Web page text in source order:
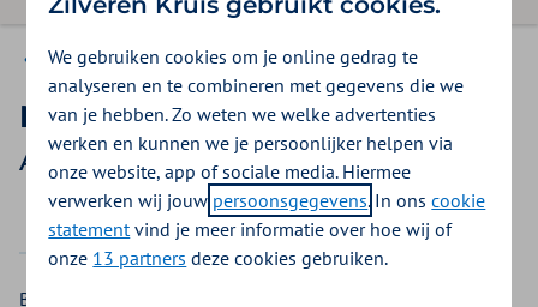
Aon Vitaal
Mantelzorgvervanging
Aon Vitaal vergoedingen 2026
2025 2026
Bij Aon Vitaal kunt u een vergoeding voor vervangende
We gebruiken cookies om je online gedrag te
analyseren en te combineren met gegevens die we
van je hebben. Zo weten we welke advertenties
werken en kunnen we je persoonlijker helpen via
onze website, app of sociale media. Hiermee
verwerken wij jouw persoonsgegevens. In onscookie
statementvind je meer informatie over hoe wij of
onze 13 partners deze cookies gebruiken.